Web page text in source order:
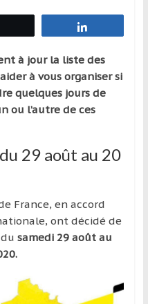
à jour la liste des
à vous organiser si
quelques jours de
ou l’autre de ces
29 août au 20
France, en accord
ont décidé de
samedi 29 août au